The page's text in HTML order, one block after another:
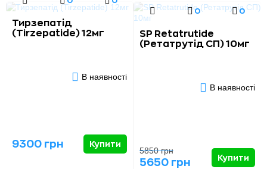
Тирзепатід
(Tirzepatide) 12мг
В наявності
9300 грн Купити
0 0
SP Retatrutide
(Ретатрутід СП) 10мг
В наявності
5850 грн
5650 грн Купити